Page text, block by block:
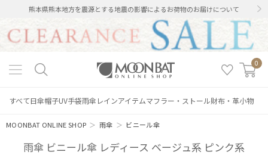
熊本県熊本地方を震源とする地震の影響によるお荷物のお届けについて
0
すべて日傘帽子UV手袋雨傘 レインアイテムマフラー・ストール財布・革小物
MOONBAT ONLINE SHOP ＞雨傘 ＞ ビニール傘
雨傘 ビニール傘 レディース ベージュ系 ピンク系